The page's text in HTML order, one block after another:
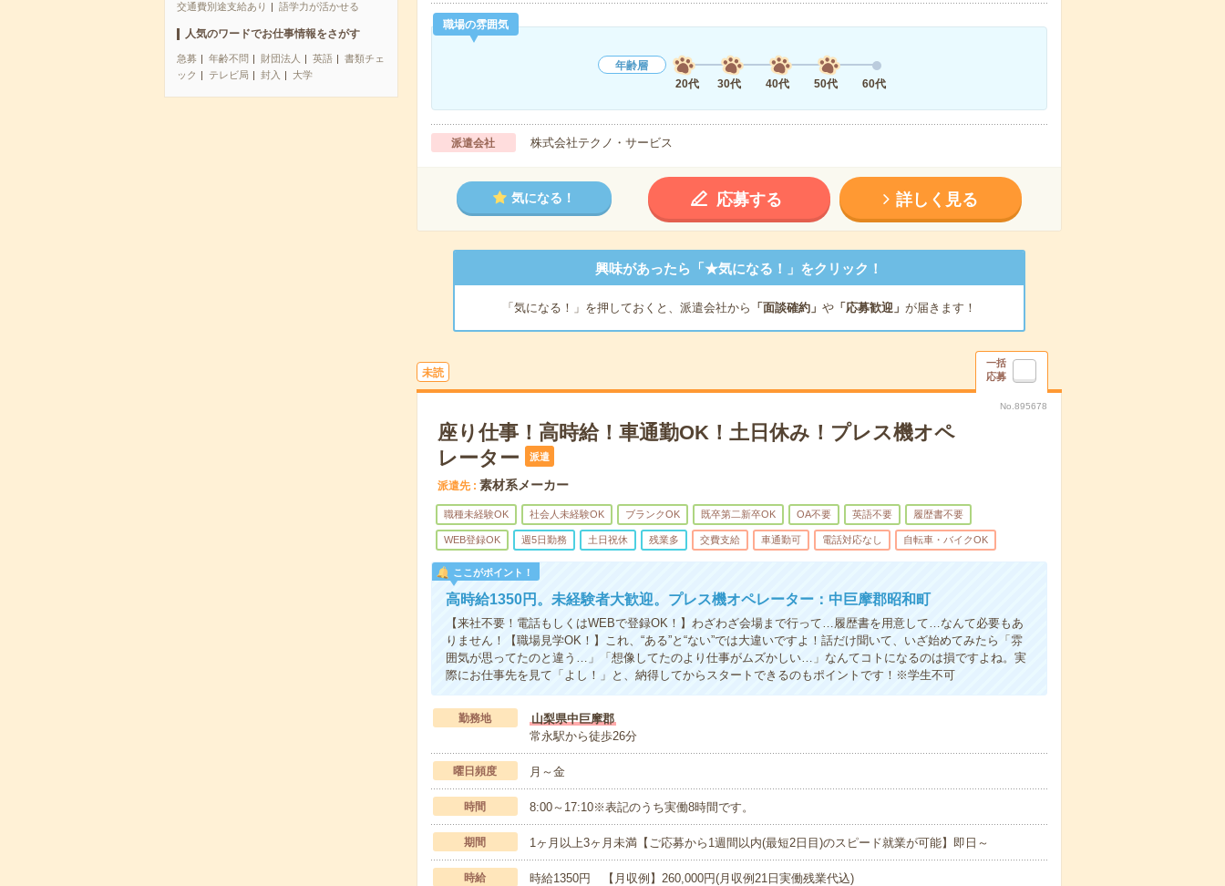
交通費別途支給あり
語学力が活かせる
人気のワードでお仕事情報をさがす
急募 年齢不問 財団法人 英語
書類チェ
ック
テレビ局 封入 大学
職場の雰囲気
年齢層
20代
30代 40代 50代 60代
派遣会社 株式会社テクノ・サービス
気になる！ 応募する 詳しく見る
興味があったら「★気になる！」をクリック！
「気になる！」を押しておくと、派遣会社から 「面談確約」 や「応募歓迎」 が届きます！
未読
一括
応募
No.895678
座り仕事！高時給！車通勤OK！土日休み！プレス機オペ
レーター
派遣
派遣先 素材系メーカー
職種未経験OK 社会人未経験OK ブランクOK 既卒第二新卒OK OA不要 英語不要 履歴書不要
WEB登録OK 週5日勤務 土日祝休 残業多 交費支給 車通勤可 電話対応なし 自転車・バイクOK
ここがポイント！
高時給1350円。未経験者大歓迎。プレス機オペレーター：中巨摩郡昭和町
【来社不要！電話もしくはWEBで登録OK！】わざわざ会場まで行って…履歴書を用意して…なんて必要もあ
りません！【職場見学OK！】これ、“ある”と“ない”では大違いですよ！話だけ聞いて、いざ始めてみたら「雰
囲気が思ってたのと違う…」「想像してたのより仕事がムズかしい…」なんてコトになるのは損ですよね。実
際にお仕事先を見て「よし！」と、納得してからスタートできるのもポイントです！※学生不可
勤務地
山梨県中巨摩郡
常永駅から徒歩26分
曜日頻度 月～金
時間 8:00～17:10※表記のうち実働8時間です。
期間 1ヶ月以上3ヶ月未満【ご応募から1週間以内(最短2日目)のスピード就業が可能】即日～
時給 時給1350円 【月収例】260,000円(月収例21日実働残業代込)